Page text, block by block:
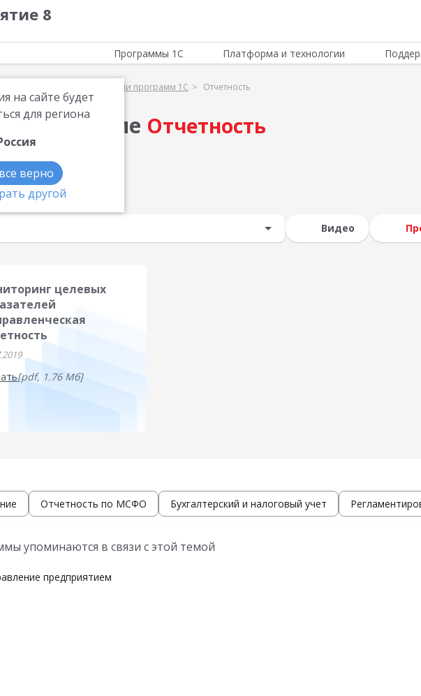
8
на сайте будет
для региона
верно
другой
Программы 1С Платформа и технологии
Презентации программ 1С Отчетность
по теме Отчетность
Видео
целевых
[pdf, 1.76 Мб]
Отчетность по МСФО Бухгалтерский и налоговый учет
упоминаются в связи с этой темой
предприятием